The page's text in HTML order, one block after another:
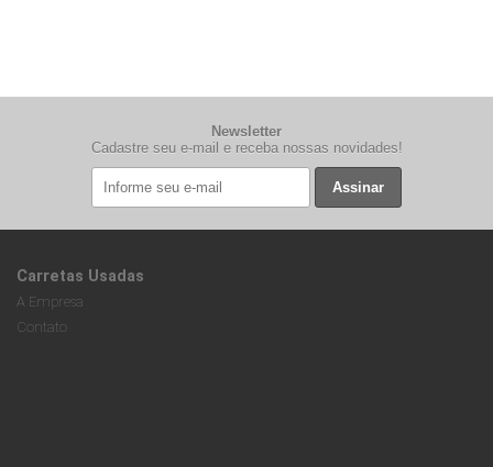
Newsletter
Cadastre seu e-mail e receba nossas novidades!
Assinar
Carretas Usadas
A Empresa
Contato